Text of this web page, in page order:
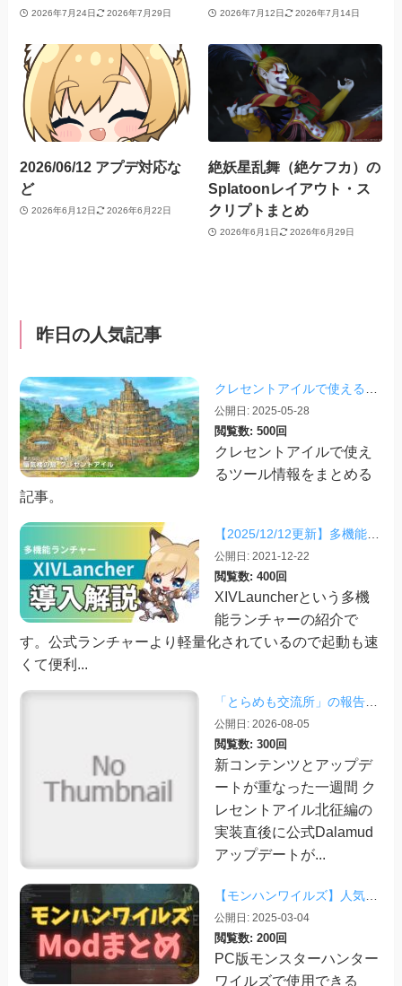
2026年7月24日 2026年7月29日 2026年7月12日 2026年7月14日
2026/06/12 アプデ対応な
ど
2026年6月12日 2026年6月22日
絶妖星乱舞（絶ケフカ）の
Splatoonレイアウト・ス
クリプトまとめ
2026年6月1日 2026年6月29日
昨日の人気記事
公開日: 2025-05-28
閲覧数: 500回
クレセントアイルで使え
るツール情報をまとめる
記事。
【2025/12/12更新】多機能ランチャー「XIVLauncher」の導入方法・使い方について
公開日: 2021-12-22
閲覧数: 400回
XIVLauncherという多機
能ランチャーの紹介で
す。公式ランチャーより軽量化されているので起動も速
くて便利...
「とらめも交流所」の報告 2026/08/03
公開日: 2026-08-05
閲覧数: 300回
新コンテンツとアップデ
ートが重なった一週間 ク
レセントアイル北征編の
実装直後に公式Dalamud
アップデートが...
【モンハンワイルズ】人気Modまとめ記事！【2026/03更新】
公開日: 2025-03-04
閲覧数: 200回
PC版モンスターハンター
ワイルズで使用できる